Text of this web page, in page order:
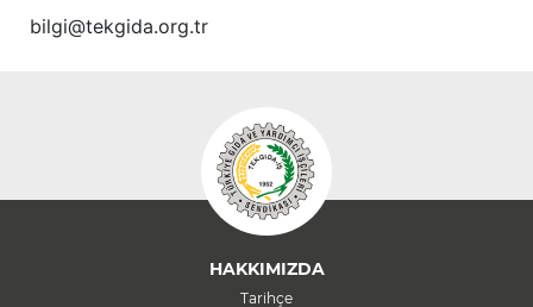
bilgi@tekgida.org.tr
HAKKIMIZDA
Tarihçe